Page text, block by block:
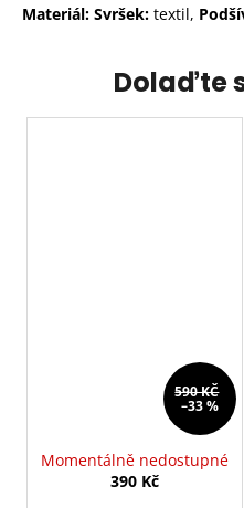
Materiál: Svršek: textil,
Dolaďte
590 KČ
–33 %
Momentálně nedostupné
390 Kč